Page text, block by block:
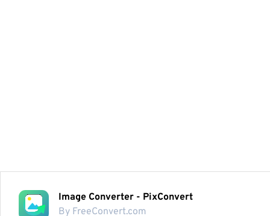
Image Converter - PixConvert
By FreeConvert.com